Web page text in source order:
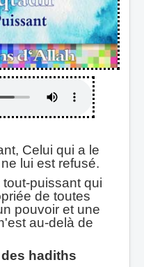
Celui qui a le
lui est refusé.
puissant qui
de toutes
pouvoir et une
au-delà de
hadiths